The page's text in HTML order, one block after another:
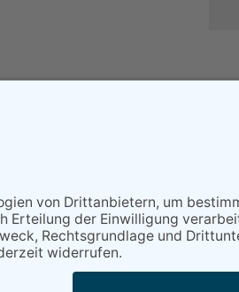
NACH OBEN
GmbH, Industriestraße 22, 65366
99 66 - 99, E-Mail: